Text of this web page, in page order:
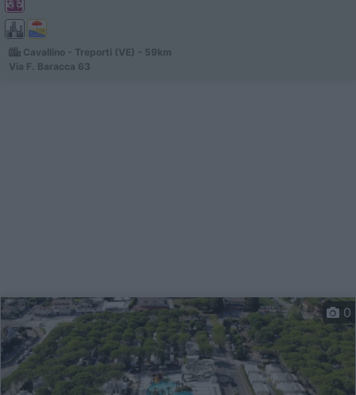
Cavallino - Treporti (VE) - 59km
Via F. Baracca 63
0